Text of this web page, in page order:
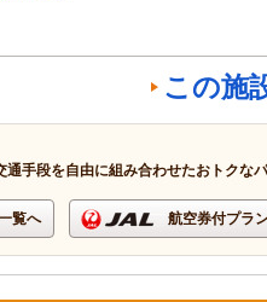
この施
通手段を自由に組み合わせたおトクな
覧へ 航空券付プラ